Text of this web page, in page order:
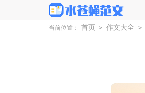
当前位置： 首页 > 作文大全 >